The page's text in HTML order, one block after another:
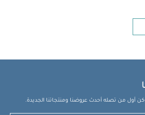
أول من تصله أحدث عروضنا ومنتجاتنا الجديدة.